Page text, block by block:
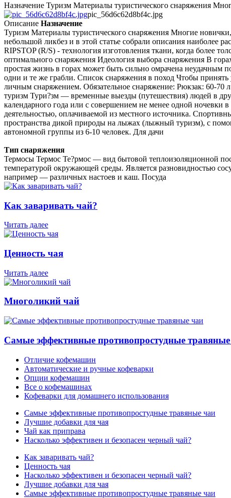
Назначение Туризм Материалы туристического снаряжения
pic_56d6c62d8bf4c.jpg
Описание Назначение
Туризм Материалы туристического снаряжения Многие
небольшой ликбез и в этой статье собрали описания наиболее
RIPSTOP (R/S) - технология изготовления ткани, когда более
оптимального снаряжения Идеология выбора снаряжения В
простая жизнь в горах может быть сильно омрачена неудачным
одни и те же грабли. Список снаряжения в поход Чтобы
личным снаряжением. Обязательное снаряжение: Рюкзак: 60-
туризм Тури?зм — временные выезды (путешествия) людей в
календарного года или с совершением не менее одной ночевки
деятельностью, оплачиваемой из местного источника.
пространства дикой природы на лыжах (лыжный туризм), с
автономной группы из 6-10 человек. Для дачи
Тип снаряжения
Термосы Термос Те?рмос — вид бытовой теплоизоляционной
температурой окружающей среды. Является разновидностью
например — различных настоев и каш. Посуда
Как заваривать чай?
Читать далее
Ценность чая
Читать далее
Многоликий чай
Самые эффективные противопростудные
Отличие кофемашин
Автоматические и ручные кофеварки
Опции кофемашин
Все о кофемашинах
Кофеварки для домашнего использования
Самые эффективные противопростудные травяные чаи
Лучшие добавки для чая
Чай как приправа
Насколько эффективен и безопасен черный чай?
Как заваривать чай?
Ценность чая
Насколько эффективен и безопасен черный чай?
Лучшие добавки для чая
Самые эффективные противопростудные травяные чаи